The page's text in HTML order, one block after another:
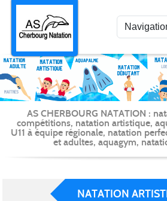
AS CHERBOURG NATATION :
compétitions, natation artistique,
U11 à équipe régionale, natation
et adultes, aquagym,
NATATION
Panneau de gestion des cookies